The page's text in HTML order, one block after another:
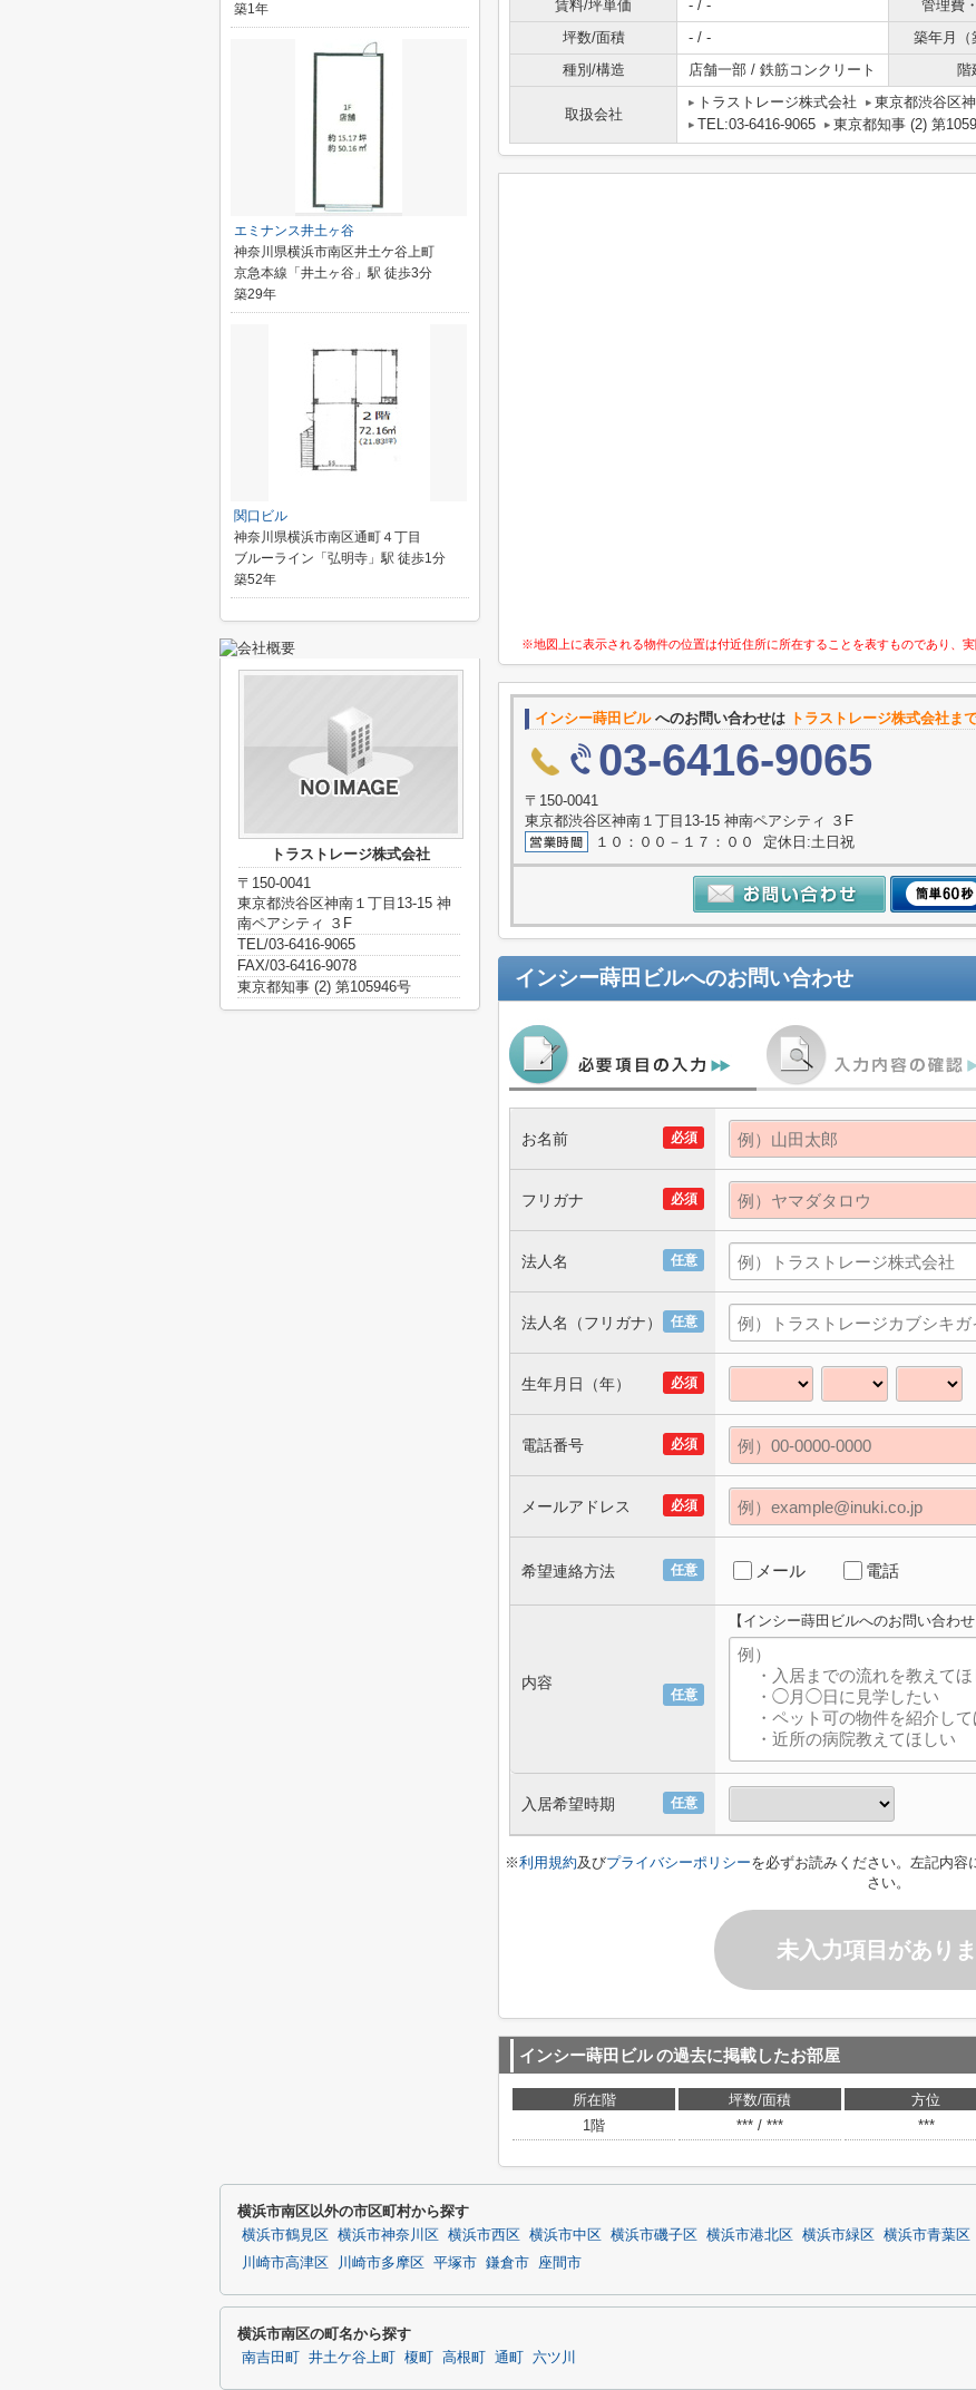
賃料/坪単価 - / - 管理費
坪数/面積
- / - 築年月（
種別/構造
店舗一部 / 鉄筋コンクリート 階
取扱会社
トラストレージ株式会社
東京都渋谷区
TEL:03-6416-9065
東京都知事 (2) 第
※地図上に表示される物件の位置は付近住所に所在することを表すものであり、
インシー蒔田ビルへのお問い合わせは トラストレージ株式会社ま
03-6416-9065
〒150-0041
東京都渋谷区神南１丁目13-15 神南ペアシティ ３F
１０：００－１７：００ 定休日:土日祝
インシー蒔田ビルへのお問い合わせ
必須
お名前
必須
フリガナ
任意
法人名
任意
法人名（フリガナ）
必須
生年月日（年）
必須
電話番号
必須
メールアドレス
任意
希望連絡方法 メール 電話
任意
内容
【インシー蒔田ビルへのお問い合わせ
任意
入居希望時期
※利用規約及びプライバシーポリシーを必ずお読みください。左記内
さい。
未入力項目があり
インシー蒔田ビルの過去に掲載したお部屋
所在階 坪数/面積 方位
1階
*** / *** ***
築1年
エミナンス井土ヶ谷
神奈川県横浜市南区井土ケ谷上町
京急本線「井土ヶ谷」駅 徒歩3分
築29年
関口ビル
神奈川県横浜市南区通町４丁目
ブルーライン「弘明寺」駅 徒歩1分
築52年
トラストレージ株式会社
〒150-0041
東京都渋谷区神南１丁目13-15 神
南ペアシティ ３F
TEL/03-6416-9065
FAX/03-6416-9078
東京都知事 (2) 第105946号
横浜市南区以外の市区町村から探す
横浜市鶴見区 横浜市神奈川区 横浜市西区 横浜市中区 横浜市磯子区 横浜市港北区 横浜市緑区 横浜市青葉区
川崎市高津区
川崎市多摩区 平塚市 鎌倉市 座間市
横浜市南区の町名から探す
南吉田町 井土ケ谷上町 榎町 高根町 通町 六ツ川